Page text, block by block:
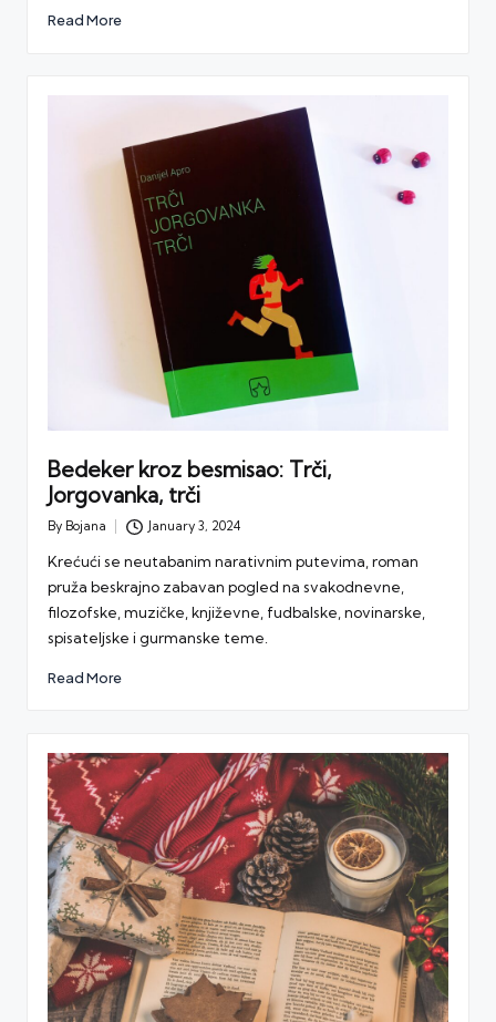
Read More
Bedeker kroz besmisao: Trči,
Jorgovanka, trči
Posted
By Bojana January 3, 2024
Krećući se neutabanim narativnim putevima, roman
pruža beskrajno zabavan pogled na svakodnevne,
filozofske, muzičke, književne, fudbalske, novinarske,
spisateljske i gurmanske teme.
Read More